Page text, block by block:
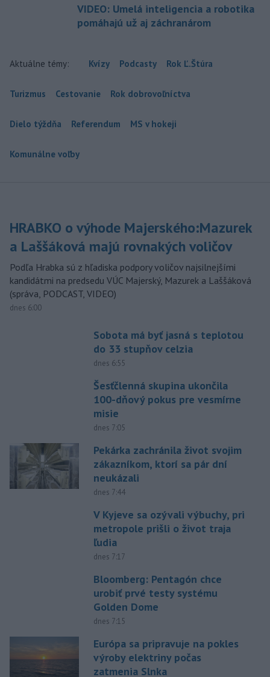
VIDEO: Umelá inteligencia a robotika
pomáhajú už aj záchranárom
Aktuálne témy: Kvízy Podcasty Rok Ľ.Štúra
Turizmus Cestovanie Rok dobrovoľníctva
Dielo týždňa Referendum MS v hokeji
Komunálne voľby
HRABKO o výhode Majerského:Mazurek
a Laššáková majú rovnakých voličov
Podľa Hrabka sú z hľadiska podpory voličov najsilnejšími
kandidátmi na predsedu VÚC Majerský, Mazurek a Laššáková
(správa, PODCAST, VIDEO)
dnes 6:00
Sobota má byť jasná s teplotou
do 33 stupňov celzia
dnes 6:55
Šesťčlenná skupina ukončila
100-dňový pokus pre vesmírne
misie
dnes 7:05
Pekárka zachránila život svojim
zákazníkom, ktorí sa pár dní
neukázali
dnes 7:44
V Kyjeve sa ozývali výbuchy, pri
metropole prišli o život traja
ľudia
dnes 7:17
Bloomberg: Pentagón chce
urobiť prvé testy systému
Golden Dome
dnes 7:15
Európa sa pripravuje na pokles
výroby elektriny počas
zatmenia Slnka